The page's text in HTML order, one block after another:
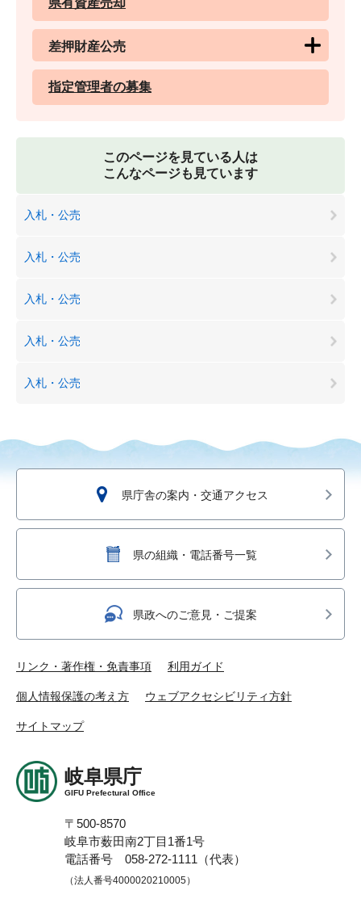
差押財産公売
指定管理者の募集
このページを見ている人は
こんなページも見ています
入札・公売
入札・公売
入札・公売
入札・公売
入札・公売
県庁舎の案内・交通アクセス
県の組織・電話番号一覧
県政へのご意見・ご提案
リンク・著作権・免責事項 利用ガイド
個人情報保護の考え方 ウェブアクセシビリティ方針
サイトマップ
岐阜県庁
GIFU Prefectural Office
〒500-8570
岐阜市薮田南2丁目1番1号
電話番号 058-272-1111（代表）
（法人番号4000020210005）